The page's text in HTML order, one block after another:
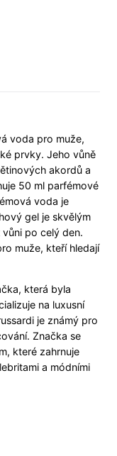
voda pro muže,
prvky. Jeho vůně
akordů a
50 ml parfémové
voda je
gel je skvělým
po celý den.
muže, kteří hledají
která byla
na luxusní
je známý pro
Značka se
které zahrnuje
a módními